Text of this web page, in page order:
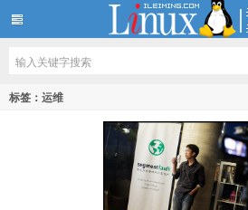
LINUX服务器运维架构技术分享
标签：运维